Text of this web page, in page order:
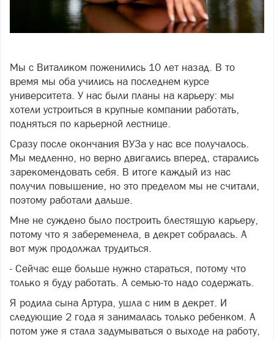
Мы с Виталиком поженились 10 лет назад. В то
время мы оба учились на последнем курсе
университета. У нас были планы на карьеру: мы
хотели устроиться в крупные компании работать,
подняться по карьерной лестнице.
Сразу после окончания ВУЗа у нас все получалось.
Мы медленно, но верно двигались вперед, старались
зарекомендовать себя. В итоге каждый из нас
получил повышение, но это пределом мы не считали,
поэтому работали дальше.
Мне не суждено было построить блестящую карьеру,
потому что я забеременела, в декрет собралась. А
вот муж продолжал трудиться.
- Сейчас еще больше нужно стараться, потому что
только я буду работать. А семью-то надо содержать.
Я родила сына Артура, ушла с ним в декрет. И
следующие 2 года я занималась только ребенком. А
потом уже я стала задумываться о выходе на работу,